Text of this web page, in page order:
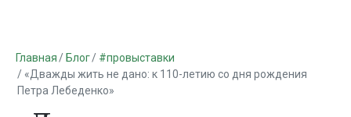
Главная Блог
#провыставки
«Дважды жить не дано: к 110-летию со дня рождения
Петра Лебеденко»